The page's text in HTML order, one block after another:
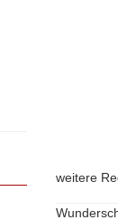
weitere